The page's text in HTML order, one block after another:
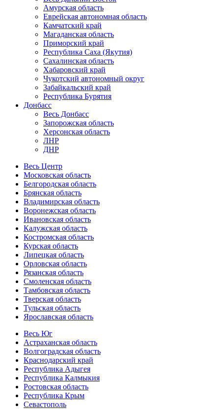
Амурская область
Еврейская автономная область
Камчатский край
Магаданская область
Приморский край
Республика Саха (Якутия)
Сахалинская область
Хабаровский край
Чукотский автономный округ
Забайкальский край
Республика Бурятия
Донбасс
Весь Донбасс
Запорожская область
Херсонская область
ЛНР
ДНР
Весь Центр
Московская область
Белгородская область
Брянская область
Владимирская область
Воронежская область
Ивановская область
Калужская область
Костромская область
Курская область
Липецкая область
Орловская область
Рязанская область
Смоленская область
Тамбовская область
Тверская область
Тульская область
Ярославская область
Весь Юг
Астраханская область
Волгоградская область
Краснодарский край
Республика Адыгея
Республика Калмыкия
Ростовская область
Республика Крым
Севастополь